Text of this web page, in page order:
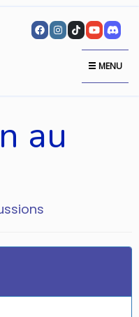
MENU
au